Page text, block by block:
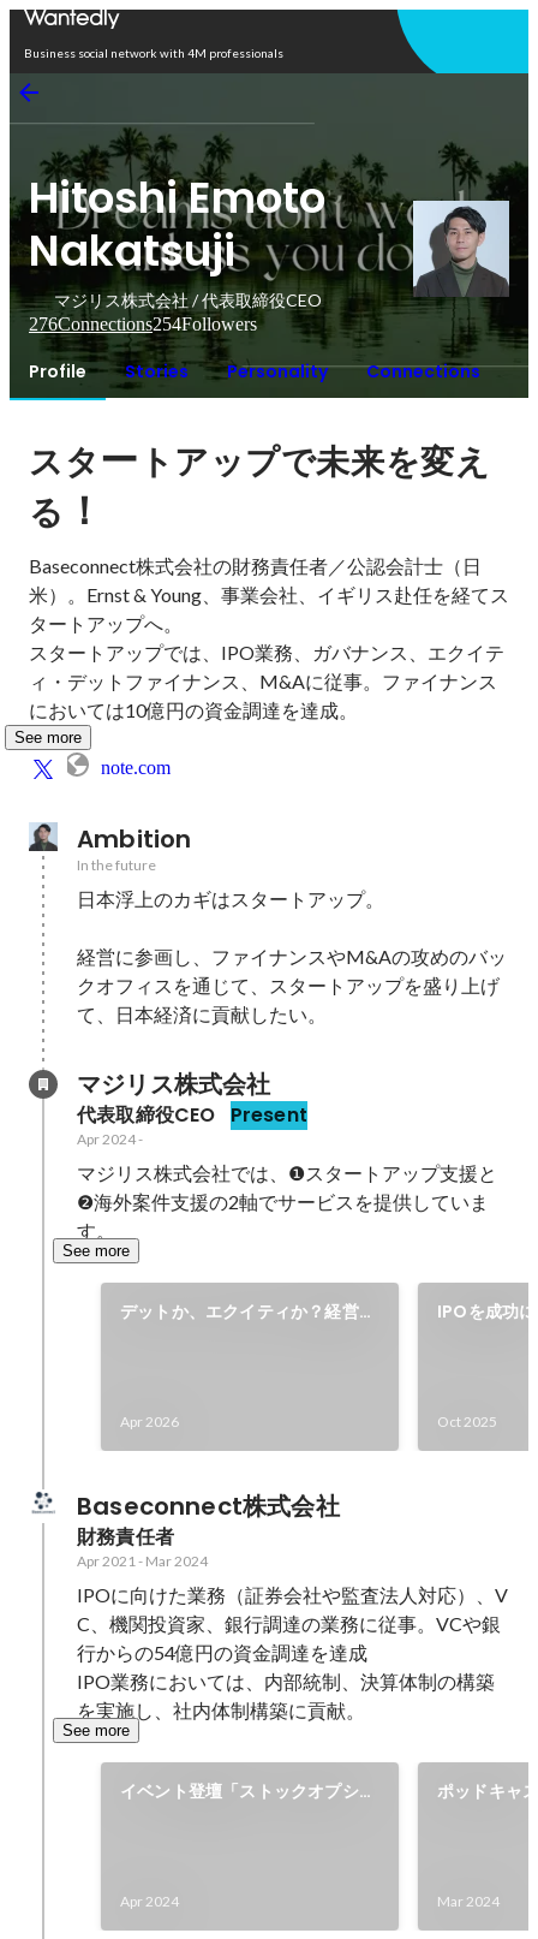
Business social network with 4M professionals
Hitoshi Emoto
Nakatsuji
マジリス株式会社 / 代表取締役CEO
276Connections254Followers
Profile Stories Personality Connections
スター トアップで未来を変え
る ！
Baseconnect株式会社の財務責任者／公認会計士（日
米）。Ernst & Young、事業会社、イギリス赴任を経てス
タートアップへ。
スタートアップでは、IPO業務、ガバナンス、エクイテ
ィ・デットファイナンス、M&Aに従事。ファイナンス
においては10億円の資金調達を達成。
See more
note.com
Ambition
In the future
日本浮上のカギはスタートアップ。
経営に参画し、ファイナンスやM&Aの攻めのバッ
クオフィスを通じて、スタートアップを盛り上げ
マジリス株式会社
代表取締役CEO Present
Apr 2024-
マジリス株式会社では、❶スタートアップ支援と
❷海外案件支援の2軸でサービスを提供していま
す。
See more
デットか、エクイティか？経営戦
Apr 2026
IPOを成功
Oct 2025
Baseconnect株式会社
財務責任者
Apr 2021- Mar 2024
IPOに向けた業務（証券会社や監査法人対応）、V
C、機関投資家、銀行調達の業務に従事。VCや銀
行からの54億円の資金調達を達成
IPO業務においては、内部統制、決算体制の構築
を実施し、社内体制構築に貢献。
See more
イベント登壇「ストックオプショ
Apr 2024
ポッドキャ
Mar 2024